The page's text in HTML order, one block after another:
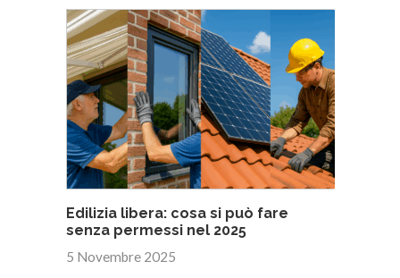
Edilizia libera: cosa si può fare
senza permessi nel 2025
5 Novembre 2025